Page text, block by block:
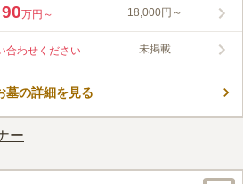
羅浄苑／池袋大仏 永代供養墓」は、豊島区南
供養墓です。東京メトロ有楽町線「東池袋」
駅から徒歩圏内にあるアクセス抜群の立地に
れさせてくれます。また、沙羅浄苑には、法
候などに左右されることなく、いつでもお参
す。 永代供養墓は、大きな池袋大仏のお膝
できます。 仙行寺は、地域の方から親しま
れていません。
90万円～ 18,000円～
合わせください 未掲載
墓の詳細を見る